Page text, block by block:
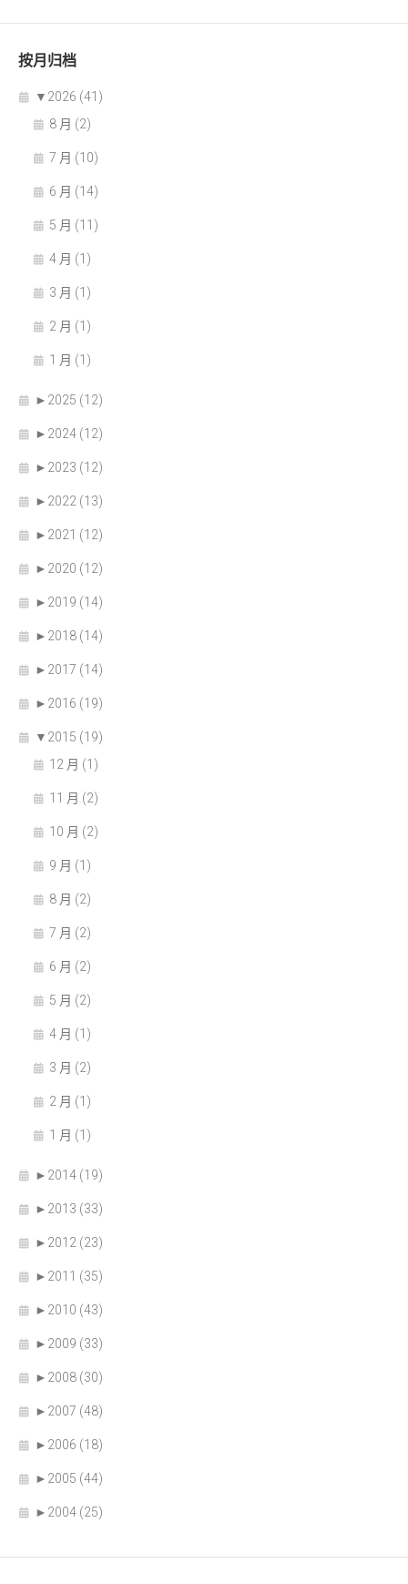
按月归档
▼ 2026 (41)
8 月 (2)
7 月 (10)
6 月 (14)
5 月 (11)
4 月 (1)
3 月 (1)
2 月 (1)
1 月 (1)
► 2025 (12)
► 2024 (12)
► 2023 (12)
► 2022 (13)
► 2021 (12)
► 2020 (12)
► 2019 (14)
► 2018 (14)
► 2017 (14)
► 2016 (19)
▼ 2015 (19)
12 月 (1)
11 月 (2)
10 月 (2)
9 月 (1)
8 月 (2)
7 月 (2)
6 月 (2)
5 月 (2)
4 月 (1)
3 月 (2)
2 月 (1)
1 月 (1)
► 2014 (19)
► 2013 (33)
► 2012 (23)
► 2011 (35)
► 2010 (43)
► 2009 (33)
► 2008 (30)
► 2007 (48)
► 2006 (18)
► 2005 (44)
► 2004 (25)